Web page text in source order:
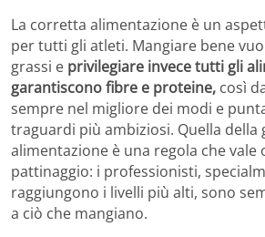
La corretta alimentazione è un
per tutti gli atleti. Mangiare bene
grassi e privilegiare invece tutti gli
garantiscono fibre e proteine, così
sempre nel migliore dei modi e
traguardi più ambiziosi. Quella della
alimentazione è una regola che vale
pattinaggio: i professionisti,
raggiungono i livelli più alti, sono
a ciò che mangiano.